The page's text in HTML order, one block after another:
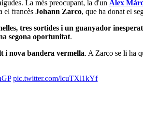
La més preocupant, la d'un Àlex
el francès Johann Zarco, que ha donat el
tres sortides i un guanyador inesperat
segona oportunitat.
i nova bandera vermella. A Zarco se li ha
pic.twitter.com/lcuTXl1kYf